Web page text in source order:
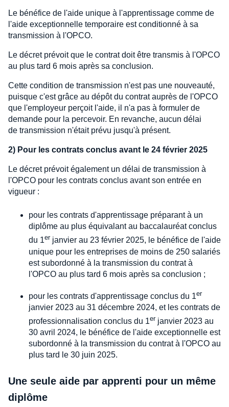
Le bénéfice de l'aide unique à l'apprentissage comme de
l'aide exceptionnelle temporaire est conditionné à sa
transmission à l'OPCO.
Le décret prévoit que le contrat doit être transmis à l'OPCO
au plus tard 6 mois après sa conclusion.
Cette condition de transmission n'est pas une nouveauté,
puisque c'est grâce au dépôt du contrat auprès de l'OPCO
que l'employeur perçoit l'aide, il n'a pas à formuler de
demande pour la percevoir. En revanche, aucun délai
de transmission n'était prévu jusqu'à présent.
2) Pour les contrats conclus avant le 24 février 2025
Le décret prévoit également un délai de transmission à
l'OPCO pour les contrats conclus avant son entrée en
vigueur :
pour les contrats d'apprentissage préparant à un
diplôme au plus équivalant au baccalauréat conclus
du 1er janvier au 23 février 2025, le bénéfice de l'aide
unique pour les entreprises de moins de 250 salariés
est subordonné à la transmission du contrat à
l'OPCO au plus tard 6 mois après sa conclusion ;
pour les contrats d'apprentissage conclus du 1er
janvier 2023 au 31 décembre 2024, et les contrats de
professionnalisation conclus du 1er janvier 2023 au
30 avril 2024, le bénéfice de l'aide exceptionnelle est
subordonné à la transmission du contrat à l'OPCO au
plus tard le 30 juin 2025.
Une seule aide par apprenti pour un même
diplôme